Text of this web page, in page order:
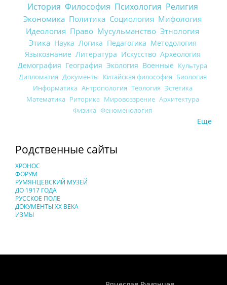
История Философия Психология Религия
Экономика Политика Социология Мифология
Идеология Право Мусульманство Этнология
Этика Наука Логика Педагогика Методология
Языкознание Литература Искусство Археология
Демография География Экология Военные Культура
Дипломатия Документы Китайская философия Биология
Информатика Антропология Теология Эстетика
Математика Риторика Мировоззрение Архитектура
Физика Феноменология
Еще
Родственные сайты
ХРОНОС
ФОРУМ
РУМЯНЦЕВСКИЙ МУЗЕЙ
ДО 1917 ГОДА
РУССКОЕ ПОЛЕ
ДОКУМЕНТЫ XX ВЕКА
ИЗМЫ